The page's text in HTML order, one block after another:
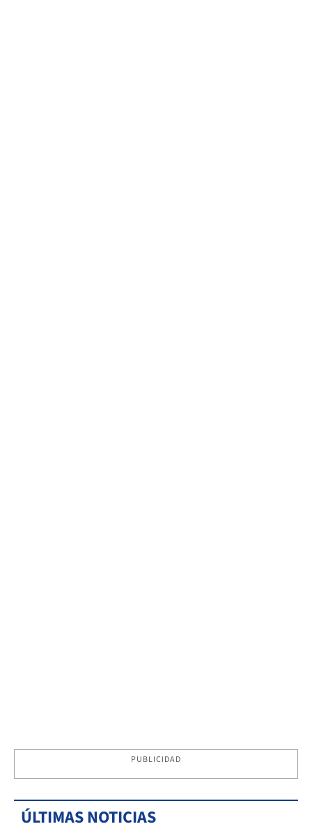
PUBLICIDAD
ÚLTIMAS NOTICIAS